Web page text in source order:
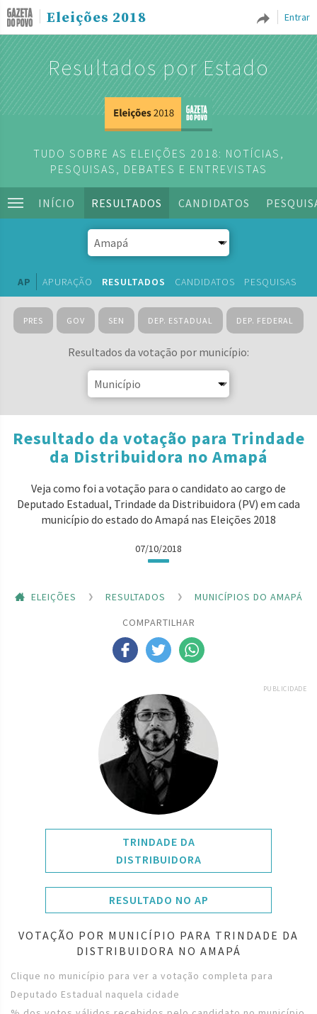
Entrar
Eleições 2018
Resultados por Estado
TUDO SOBRE AS ELEIÇÕES 2018: NOTÍCIAS,
PESQUISAS, DEBATES E ENTREVISTAS
INÍCIO RESULTADOS CANDIDATOS
AP APURAÇÃO RESULTADOS CANDIDATOS PESQUISAS
PRES GOV SEN DEP. ESTADUAL DEP. FEDERAL
Resultados da votação por município:
Resultado da votação para Trindade
da Distribuidora no Amapá
Veja como foi a votação para o candidato ao cargo de
Deputado Estadual, Trindade da Distribuidora (PV) em cada
município do estado do Amapá nas Eleições 2018
07/10/2018
ELEIÇÕES RESULTADOS
MUNICÍPIOS DO AMAPÁ
COMPARTILHAR
PUBLICIDADE
TRINDADE DA
DISTRIBUIDORA
RESULTADO NO AP
VOTAÇÃO POR MUNICÍPIO PARA TRINDADE DA
DISTRIBUIDORA NO AMAPÁ
Clique no município para ver a votação completa para
Deputado Estadual naquela cidade